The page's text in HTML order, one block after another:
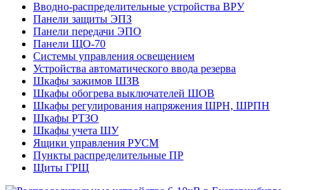
Вводно-распределительные устройства ВРУ
Панели защиты ЭПЗ
Панели передачи ЭПО
Панели ЩО-70
Системы управления освещением
Устройства автоматического ввода резерва
Шкафы зажимов ШЗВ
Шкафы обогрева выключателей ШОВ
Шкафы регулирования напряжения ШРН, ШРПН
Шкафы РТЗО
Шкафы учета ШУ
Ящики управления РУСМ
Пункты распределительные ПР
Щиты ГРЩ